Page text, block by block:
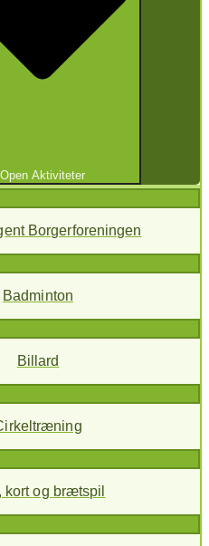
Open Aktiviteter
Borgerforeningen
Badminton
Billard
kort og brætspil